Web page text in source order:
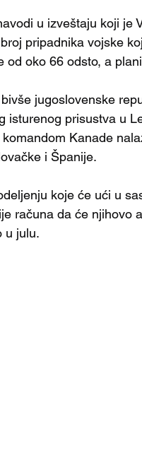
u izveštaju koji je
pripadnika vojske
od oko 66 odsto, a
jugoslovenske
isturenog prisustva u
Kanade
i Španije.
koje će ući u
računa da će njihovo
u julu.